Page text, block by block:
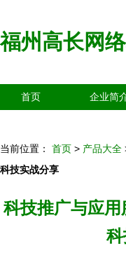
福州高长网
首页 企业简
当前位置： 首页 > 产品大全
科技实战分享
科技推广与应